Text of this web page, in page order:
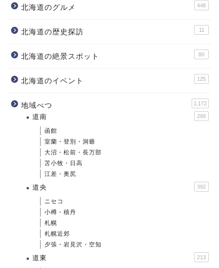
北海道のグルメ 448
北海道の歴史探訪 11
北海道の絶景スポット 80
北海道のイベント 125
地域べつ 1,172
道南 299
函館
室蘭・登別・洞爺
大沼・松前・長万部
苫小牧・日高
江差・奥尻
道央 392
ニセコ
小樽・積丹
札幌
札幌近郊
夕張・岩見沢・空知
道東 213